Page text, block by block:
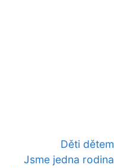
Děti dětem
Jsme jedna rodina